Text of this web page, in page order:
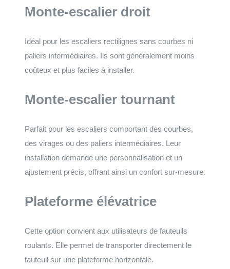
Monte-escalier droit
Idéal pour les escaliers rectilignes sans courbes ni
paliers intermédiaires. Ils sont généralement moins
coûteux et plus faciles à installer.
Monte-escalier tournant
Parfait pour les escaliers comportant des courbes,
des virages ou des paliers intermédiaires. Leur
installation demande une personnalisation et un
ajustement précis, offrant ainsi un confort sur-mesure.
Plateforme élévatrice
Cette option convient aux utilisateurs de fauteuils
roulants. Elle permet de transporter directement le
fauteuil sur une plateforme horizontale.